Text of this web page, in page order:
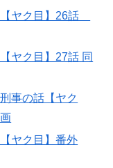
【ヤク目】26話
ヤク目】27話 同
事の話【ヤク
ヤク目】番外